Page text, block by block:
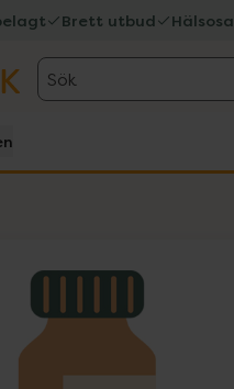
Brett utbud
Sök
1 objekt.